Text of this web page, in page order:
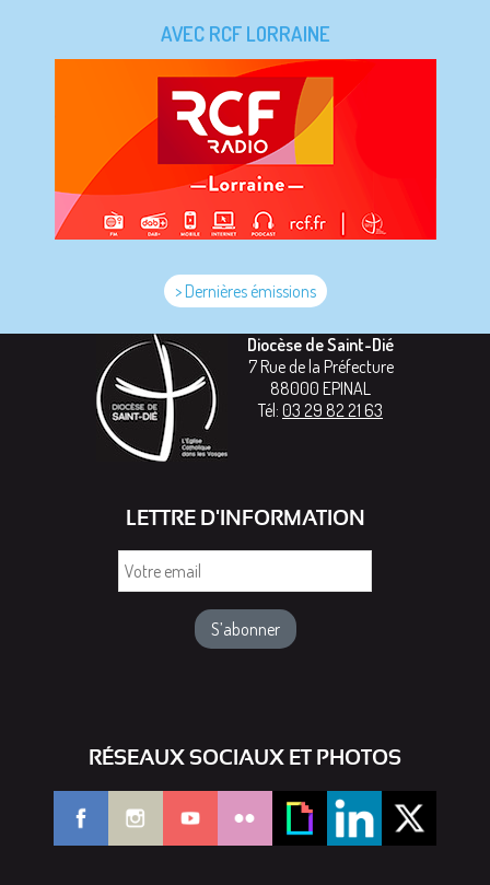
AVEC RCF LORRAINE
> Dernières émissions
Diocèse de Saint-Dié
7 Rue de la Préfecture
88000 EPINAL
Tél: 03 29 82 21 63
LETTRE D'INFORMATION
RÉSEAUX SOCIAUX ET PHOTOS